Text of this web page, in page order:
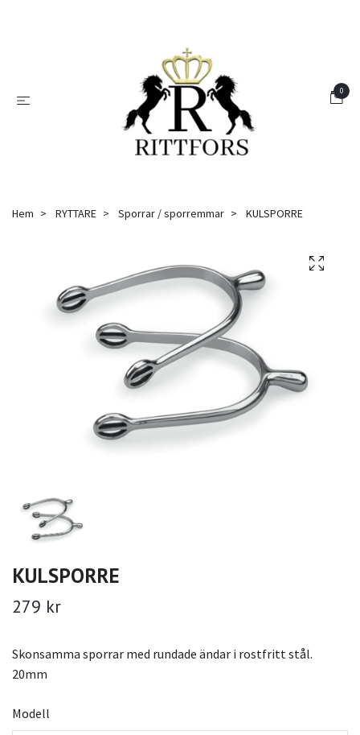
0
Hem RYTTARE Sporrar / sporremmar KULSPORRE
KULSPORRE
279 kr
Skonsamma sporrar med rundade ändar i rostfritt stål.
20mm
Modell